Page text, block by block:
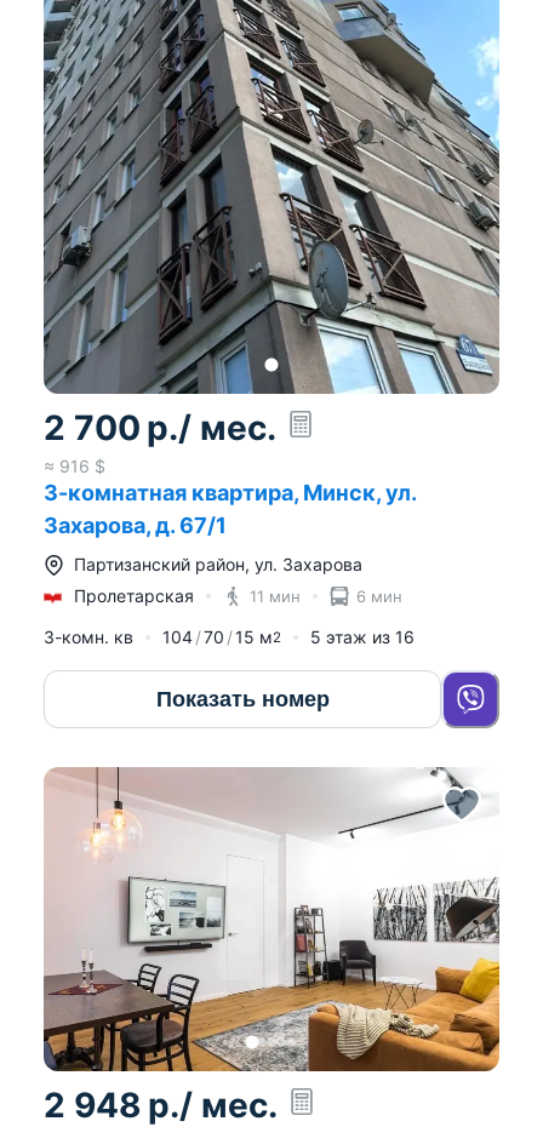
2 700 р./ мес.
≈ 916 $
3-комнатная квартира, Минск, ул.
Захарова, д. 67/1
Партизанский район, ул. Захарова
Пролетарская
11 мин 6 мин
3-комн. кв 104 70 15 м2 5 этаж из 16
Показать номер
2 948 р./ мес.